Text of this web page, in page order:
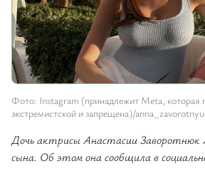
Фото: Instagram (принадлежит Meta, которая
экстремистской и запрещена)/
Дочь актрисы Анастасии Заворотнюк
сына. Об этом она сообщила в